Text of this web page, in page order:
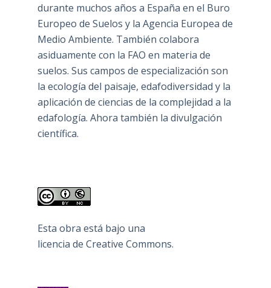
durante muchos años a España en el Buro
Europeo de Suelos y la Agencia Europea de
Medio Ambiente. También colabora
asiduamente con la FAO en materia de
suelos. Sus campos de especialización son
la ecología del paisaje, edafodiversidad y la
aplicación de ciencias de la complejidad a la
edafología. Ahora también la divulgación
científica.
Esta obra está bajo una
licencia de Creative Commons.